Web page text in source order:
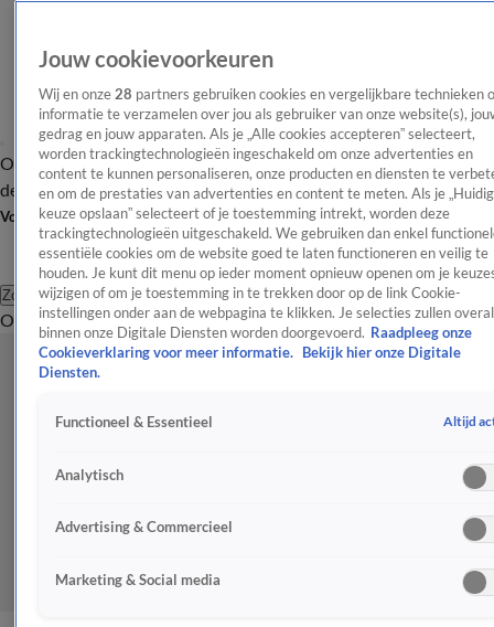
OverzichtAfleveringen Entertainment TV Algemeen
Tip
de redactieNieuwsbrief
Volg Shownieuws
Zoeken
OverzichtEntertainmentSpraakmakendRealityCrimeVideo's
Jouw cookievoorkeuren
Wij en onze 28 partners gebruiken cookies en vergelijkbare technieken
informatie te verzamelen over jou als gebruiker van onze website(s),
gedrag en jouw apparaten. Als je „Alle cookies accepteren” selecteert,
worden trackingtechnologieën ingeschakeld om onze advertenties en
content te kunnen personaliseren, onze producten en diensten te
en om de prestaties van advertenties en content te meten. Als je
keuze opslaan” selecteert of je toestemming intrekt, worden deze
trackingtechnologieën uitgeschakeld. We gebruiken dan enkel
essentiële cookies om de website goed te laten functioneren en veilig te
houden. Je kunt dit menu op ieder moment opnieuw openen om je
wijzigen of om je toestemming in te trekken door op de link Cookie-
instellingen onder aan de webpagina te klikken. Je selecties zullen overal
binnen onze Digitale Diensten worden doorgevoerd. Raadpleeg onze
Cookieverklaring voor meer informatie.
Bekijk hier onze Digitale
Diensten.
Functioneel & Essentieel Altijd
Analytisch
Advertising & Commercieel
Marketing & Social media